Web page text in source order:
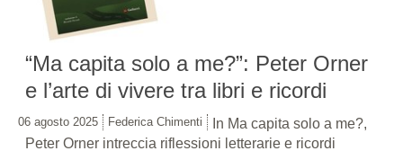
“Ma capita solo a me?”: Peter Orner
e l’arte di vivere tra libri e ricordi
06 agosto 2025 Federica Chimenti
In Ma capita solo a me?,
Peter Orner intreccia riflessioni letterarie e ricordi